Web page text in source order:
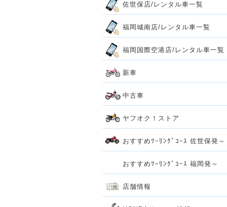
佐世保店/レンタル車一覧
福岡城南店/レンタル車一覧
福岡国際空港店/レンタル車一覧
新車
中古車
ヤフオク！ストア
おすすめﾂｰﾘﾝｸﾞｺｰｽ 佐世保発～
おすすめﾂｰﾘﾝｸﾞｺｰｽ 福岡発～
店舗情報